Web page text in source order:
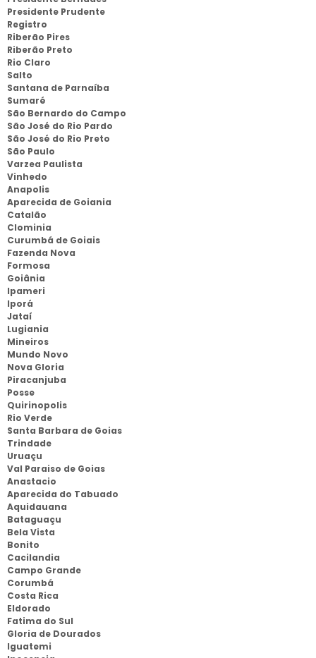
Presidente Prudente
Registro
Riberão Pires
Riberão Preto
Rio Claro
Salto
Santana de Parnaíba
Sumaré
São Bernardo do Campo
São José do Rio Pardo
São José do Rio Preto
São Paulo
Varzea Paulista
Vinhedo
Anapolis
Aparecida de Goiania
Catalão
Clominia
Curumbá de Goiais
Fazenda Nova
Formosa
Goiânia
Ipameri
Iporá
Jataí
Lugiania
Mineiros
Mundo Novo
Nova Gloria
Piracanjuba
Posse
Quirinopolis
Rio Verde
Santa Barbara de Goias
Trindade
Uruaçu
Val Paraiso de Goias
Anastacio
Aparecida do Tabuado
Aquidauana
Bataguaçu
Bela Vista
Bonito
Cacilandia
Campo Grande
Corumbá
Costa Rica
Eldorado
Fatima do Sul
Gloria de Dourados
Iguatemi